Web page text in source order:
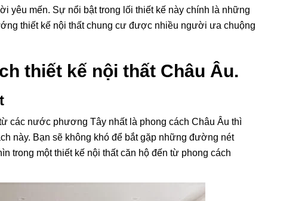
yêu mến. Sự nổi bật trong lối thiết kế này chính là những
thiết kế nội thất chung cư được nhiều người ưa chuộng
thiết kế nội thất Châu Âu.
các nước phương Tây nhất là phong cách Châu Âu thì
này. Bạn sẽ không khó để bắt gặp những đường nét
trong một thiết kế nội thất căn hộ đến từ phong cách
Kế Nội Thất
Thương Hiệu Các
Phê Tại Quận 3
Những Ý Tưởng
Phòng Ngủ Nhỏ
Quận 4 Sài Gòn
Thiết Kế Nội
Gồm Những Gì?
21/01/2021